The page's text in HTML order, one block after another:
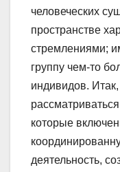
человеческих
пространстве
стремлениями;
группу чем-то
индивидов.
которые
деятельность,